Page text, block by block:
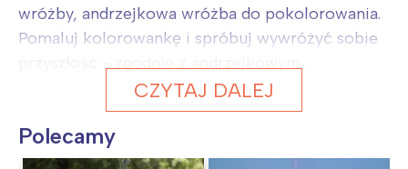
wróżby, andrzejkowa wróżba do pokolorowania.
Pomaluj kolorowankę i spróbuj wywróżyć sobie
CZYTAJ DALEJ
Polecamy